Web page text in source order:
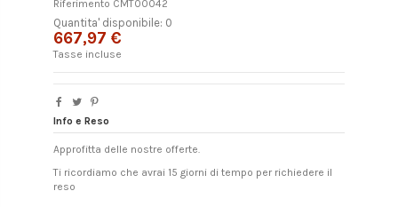
Riferimento CMT00042
Quantita' disponibile: 0
667,97 €
Tasse incluse
Info e Reso
Approfitta delle nostre offerte.
Ti ricordiamo che avrai 15 giorni di tempo per richiedere il
reso